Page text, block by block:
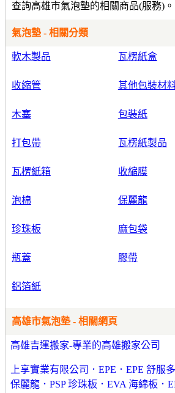
查詢高雄市氣泡墊的相關商品(服務)。
氣泡墊 - 相關分類
軟木製品 瓦楞紙盒
收縮管 其他包裝材
木塞 包裝紙
打包帶 瓦楞紙製品
瓦楞紙箱 收縮膜
泡棉 保麗龍
珍珠板 麻包袋
瓶蓋 膠帶
鋁箔紙
高雄市氣泡墊 - 相關網頁
高雄吉運搬家-專業的高雄搬家公司
上享實業有限公司．EPE．EPE 舒服
保麗龍．PSP 珍珠板．EVA 海綿板．